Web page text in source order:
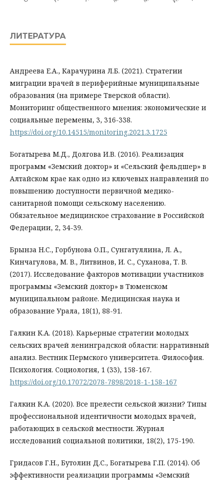
ЛИТЕРАТУРА
Андреева Е.А., Карачурина Л.Б. (2021). Стратегии
миграции врачей в периферийные муниципальные
образования (на примере Тверской области).
Мониторинг общественного мнения: экономические и
социальные перемены, 3, 316-338.
https://doi.org/10.14515/monitoring.2021.3.1725
Богатырева М.Д., Долгова И.В. (2016). Реализация
программ «Земский доктор» и «Сельский фельдшер» в
Алтайском крае как одно из ключевых направлений по
повышению доступности первичной медико-
санитарной помощи сельскому населению.
Обязательное медицинское страхование в Российской
Федерации, 2, 34-39.
Брынза Н.С., Горбунова О.П., Сунгатуллина, Л. А.,
Кинчагулова, М. В., Литвинов, И. С., Суханова, Т. В.
(2017). Исследование факторов мотивации участников
программы «Земский доктор» в Тюменском
муниципальном районе. Медицинская наука и
образование Урала, 18(1), 88-91.
Галкин К.А. (2018). Карьерные стратегии молодых
сельских врачей ленинградской области: нарративный
анализ. Вестник Пермского университета. Философия.
Психология. Социология, 1 (33), 158-167.
https://doi.org/10.17072/2078-7898/2018-1-158-167
Галкин К.А. (2020). Все прелести сельской жизни? Типы
профессиональной идентичности молодых врачей,
работающих в сельской местности. Журнал
исследований социальной политики, 18(2), 175-190.
Гридасов Г.Н., Бутолин Д.С., Богатырева Г.П. (2014). Об
эффективности реализации программы «Земский